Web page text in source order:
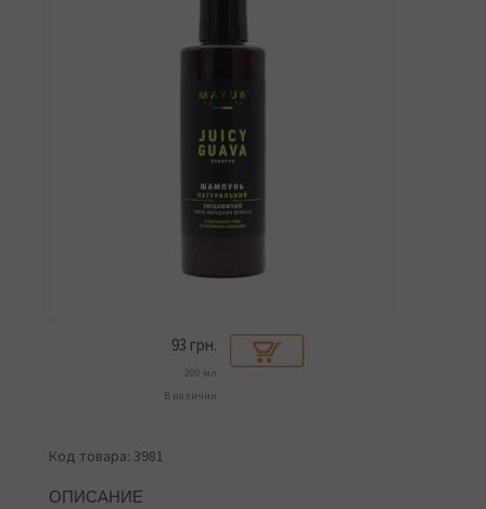
93 грн.
200 мл
В наличии
Код товара: 3981
ОПИСАНИЕ